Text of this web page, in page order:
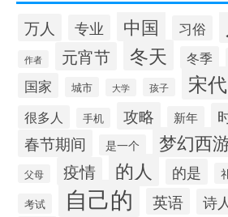
万人 专业 中国 习俗
作者 元宵节 冬天 冬季
国家 城市 大学 孩子 宋代
很多人 手机 攻略 新年
春节期间 是一个 梦幻西
父母 疫情 的人 的是
考试 自己的 英语 诗人